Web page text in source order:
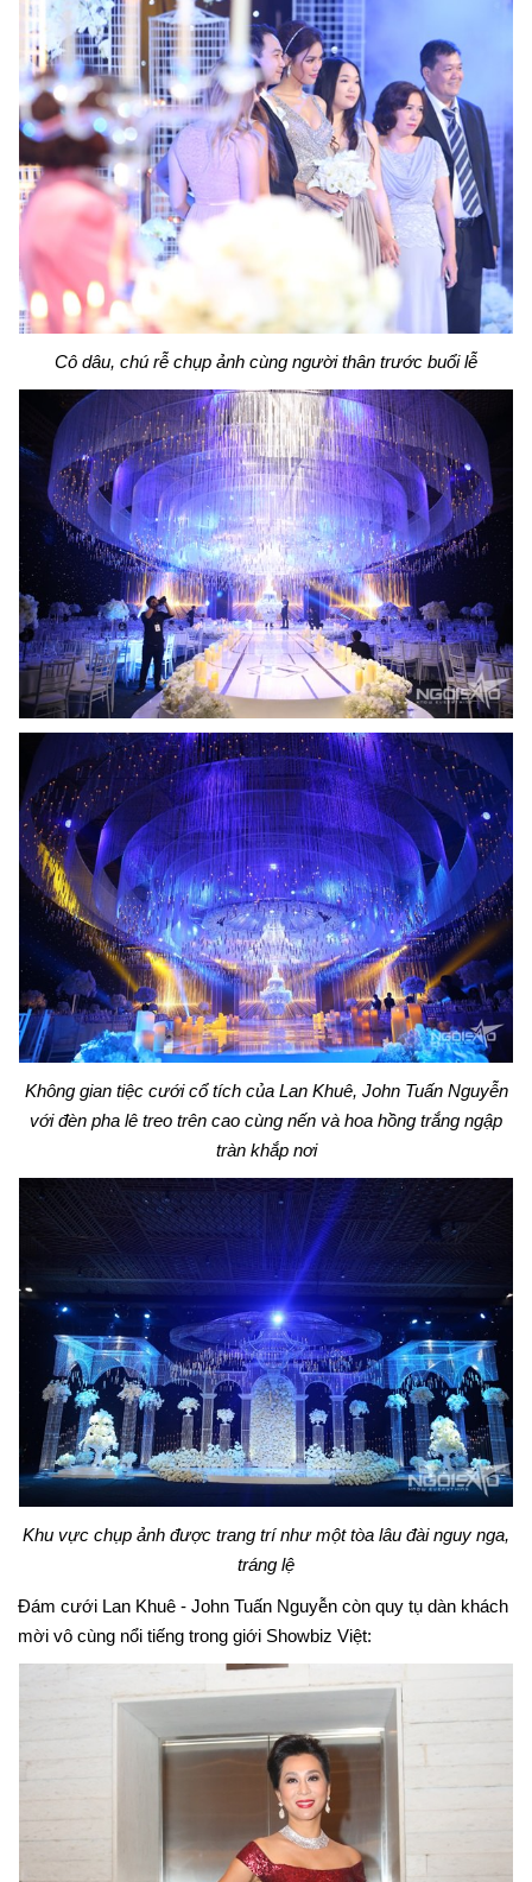
Cô dâu, chú rễ chụp ảnh cùng người thân trước buổi lễ
Không gian tiệc cưới cổ tích của Lan Khuê, John Tuấn Nguyễn
với đèn pha lê treo trên cao cùng nến và hoa hồng trắng ngập
tràn khắp nơi
Khu vực chụp ảnh được trang trí như một tòa lâu đài nguy nga,
tráng lệ
Đám cưới Lan Khuê - John Tuấn Nguyễn còn quy tụ dàn khách
mời vô cùng nổi tiếng trong giới Showbiz Việt: